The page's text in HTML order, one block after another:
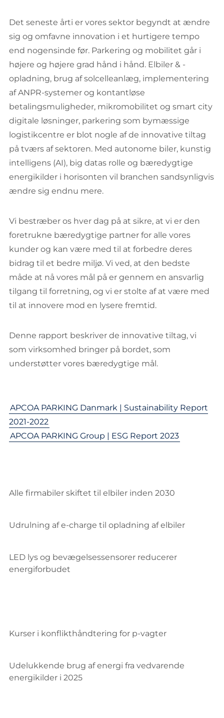
Det seneste årti er vores sektor begyndt at ændre
sig og omfavne innovation i et hurtigere tempo
end nogensinde før. Parkering og mobilitet går i
højere og højere grad hånd i hånd. Elbiler & -
opladning, brug af solcelleanlæg, implementering
af ANPR-systemer og kontantløse
betalingsmuligheder, mikromobilitet og smart city
digitale løsninger, parkering som bymæssige
logistikcentre er blot nogle af de innovative tiltag
på tværs af sektoren. Med autonome biler, kunstig
intelligens (AI), big datas rolle og bæredygtige
energikilder i horisonten vil branchen sandsynligvis
ændre sig endnu mere.
Vi bestræber os hver dag på at sikre, at vi er den
foretrukne bæredygtige partner for alle vores
kunder og kan være med til at forbedre deres
bidrag til et bedre miljø. Vi ved, at den bedste
måde at nå vores mål på er gennem en ansvarlig
tilgang til forretning, og vi er stolte af at være med
til at innovere mod en lysere fremtid.
Denne rapport beskriver de innovative tiltag, vi
som virksomhed bringer på bordet, som
understøtter vores bæredygtige mål.
APCOA PARKING Danmark | Sustainability Report
2021-2022
APCOA PARKING Group | ESG Report 2023
Alle firmabiler skiftet til elbiler inden 2030
Udrulning af e-charge til opladning af elbiler
LED lys og bevægelsessensorer reducerer
energiforbudet
Kurser i konflikthåndtering for p-vagter
Udelukkende brug af energi fra vedvarende
energikilder i 2025